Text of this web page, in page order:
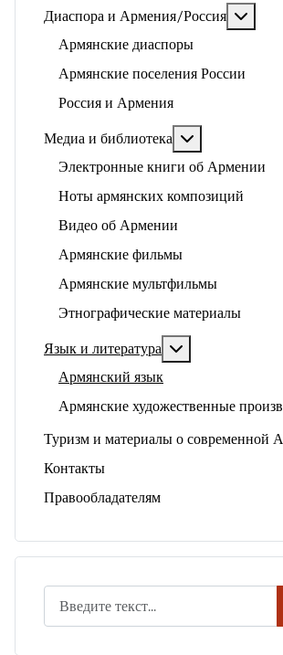
Диаспора и Армения/Россия
Армянские диаспоры
Армянские поселения России
Россия и Армения
Медиа и библиотека
Электронные книги об Армении
Ноты армянских композиций
Видео об Армении
Армянские фильмы
Армянские мультфильмы
Этнографические материалы
Язык и литература
Армянский язык
Армянские художественные
Туризм и материалы о современной
Контакты
Правообладателям